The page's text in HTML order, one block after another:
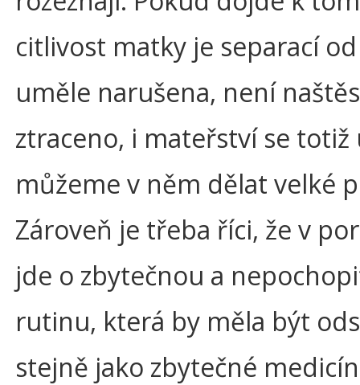
citlivost matky je separací
uměle narušena, není
ztraceno, i mateřství se totiž
můžeme v něm dělat velké
Zároveň je třeba říci, že v
jde o zbytečnou a
rutinu, která by měla být
stejně jako zbytečné